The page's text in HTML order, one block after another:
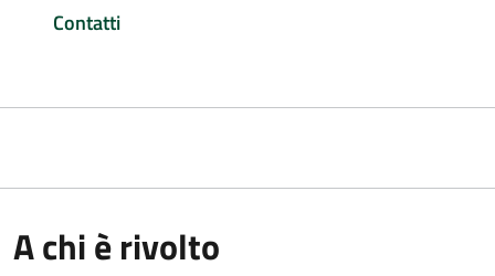
Contatti
A chi è rivolto